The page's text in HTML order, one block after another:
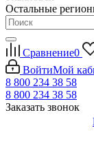
Остальные
Сравнение0
ВойтиМой
8 800 234 38 58
8 800 234 38 58
Заказать звонок